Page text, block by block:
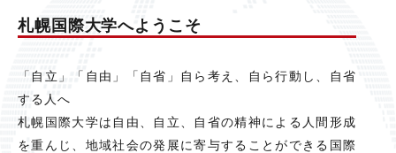
札幌国際大学へようこそ
「⾃⽴」「⾃由」「⾃省」⾃ら考え、⾃ら⾏動し、⾃省
する⼈へ
札幌国際⼤学は自由、⾃⽴、⾃省の精神による⼈間形成
を重んじ、地域社会の発展に寄与することができる国際